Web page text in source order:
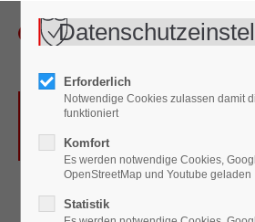
Hochdruck-
Finishing kleiner
Erforderlich
Notwendige Cookies zulassen damit
funktioniert
Komfort
Es werden notwendige Cookies,
OpenStreetMap und Youtube geladen
Statistik